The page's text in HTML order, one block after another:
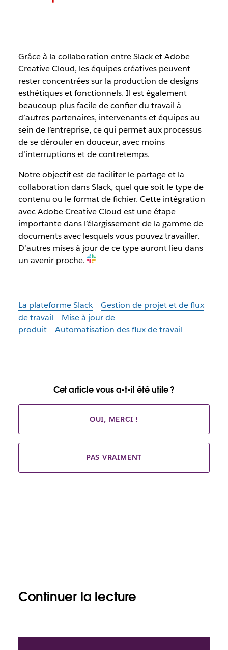
Grâce à la collaboration entre Slack et Adobe
Creative Cloud, les équipes créatives peuvent
rester concentrées sur la production de designs
esthétiques et fonctionnels. Il est également
beaucoup plus facile de confier du travail à
d’autres partenaires, intervenants et équipes au
sein de l’entreprise, ce qui permet aux processus
de se dérouler en douceur, avec moins
d’interruptions et de contretemps.
Notre objectif est de faciliter le partage et la
collaboration dans Slack, quel que soit le type de
contenu ou le format de fichier. Cette intégration
avec Adobe Creative Cloud est une étape
importante dans l’élargissement de la gamme de
documents avec lesquels vous pouvez travailler.
D’autres mises à jour de ce type auront lieu dans
un avenir proche.
La plateforme Slack
Gestion de projet et de flux
de travail
Mise à jour de
produit
Automatisation des flux de travail
Cet article vous a-t-il été utile ?
OUI, MERCI !
PAS VRAIMENT
Continuer la lecture